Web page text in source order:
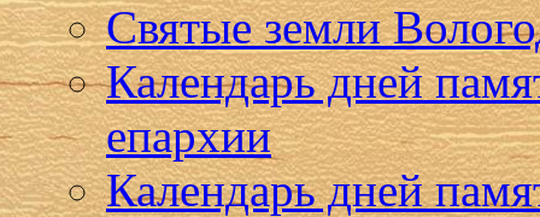
Святые земли
Календарь дней
епархии
Календарь дней